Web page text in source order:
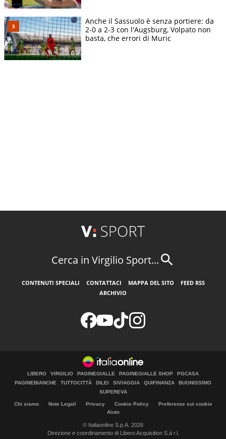
Anche il Sassuolo è senza portiere: da
2-0 a 2-3 con l'Augsburg, Volpato non
basta, che errori di Muric
Cerca in Virgilio Sport...
CONTENUTI SPECIALI CONTATTACI MAPPA DEL SITO
FEED RSS
ARCHIVIO
LIBERO VIRGILIO PAGINEGIALLE PAGINEGIALLE SHOP
PGCASA
PAGINEBIANCHE
TUTTOCITTÀ DILEI SIVIAGGIA QUIFINANZA
BUONISSIMO
SUPEREVA
Chi siamo Note Legali Privacy Cookie Policy
Preferenze sui cookie
Aiuto
© Italiaonline S.p.A. 2026
Direzione e coordinamento di Libero Acquisition S.á r.l.